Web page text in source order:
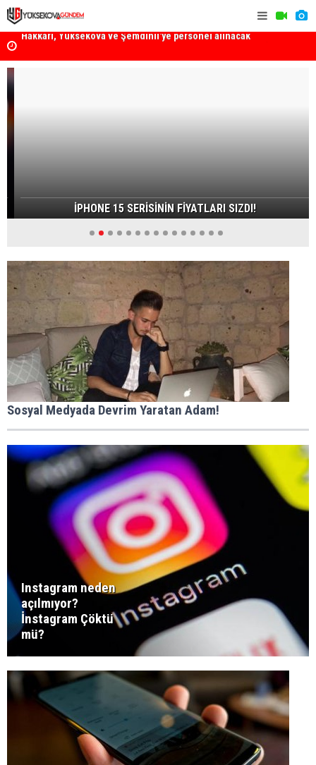
Yüksekova Ziraat Odası'ndan Yangınlara Karşı Duyarlılık
İPHONE 15 SERİSİNİN FİYATLARI SIZDI!
Sosyal Medyada Devrim Yaratan Adam!
Instagram neden
açılmıyor?
İnstagram Çöktü
mü?